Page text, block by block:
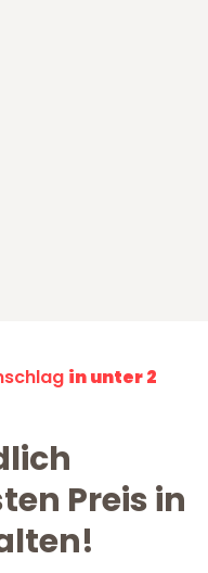
in unter 2
Preis in